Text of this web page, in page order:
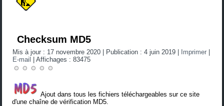
Checksum MD5
Mis à jour : 17 novembre 2020 | Publication : 4 juin 2019 | Imprimer |
E-mail |Affichages : 83475
Ajout dans tous les fichiers téléchargeables sur ce site
d'une chaîne de vérification MD5.